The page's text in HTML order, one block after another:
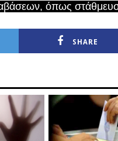
όπως
SHARE